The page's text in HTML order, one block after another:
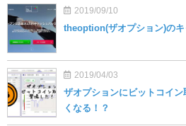
2019/09/10
theoption(ザオプション)のキ
2019/04/03
ザオプションにビットコイ
くなる！？